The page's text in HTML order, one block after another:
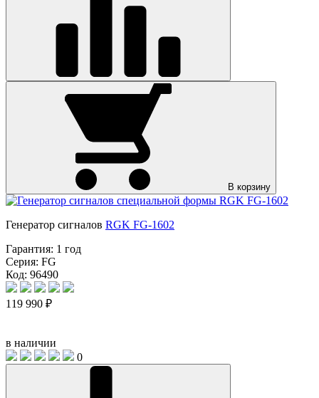
В корзину
Генератор сигналов RGK FG-1602
Гарантия: 1 год
Серия: FG
Код: 96490
119 990 ₽
в наличии
0